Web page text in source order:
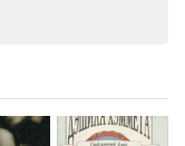
19:46